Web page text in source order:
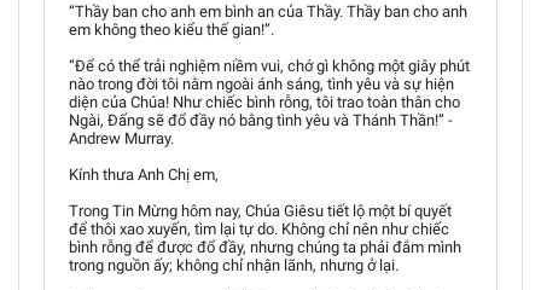
“Thầy ban cho anh em bình an của Thầy. Thầy ban cho anh
em không theo kiểu thế gian!”.
“Để có thể trải nghiệm niềm vui, chớ gì không một giây phút
nào trong đời tôi nằm ngoài ánh sáng, tình yêu và sự hiện
diện của Chúa! Như chiếc bình rỗng, tôi trao toàn thân cho
Ngài, Đấng sẽ đổ đầy nó bằng tình yêu và Thánh Thần!” -
Andrew Murray.
Kính thưa Anh Chị em,
Trong Tin Mừng hôm nay, Chúa Giêsu tiết lộ một bí quyết
để thôi xao xuyến, tìm lại tự do. Không chỉ nên như chiếc
bình rỗng để được đổ đầy, nhưng chúng ta phải đắm mình
trong nguồn ấy; không chỉ nhận lãnh, nhưng ở lại.